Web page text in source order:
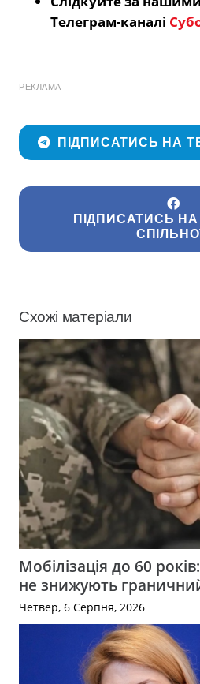
Телеграм-каналі
РЕКЛАМА
ПІДПИСАТИСЬ НА
ПІДПИСАТИСЬ НА
Схожі матеріали
Мобілізація до 60
не знижують
Четвер, 6 Серпня, 2026